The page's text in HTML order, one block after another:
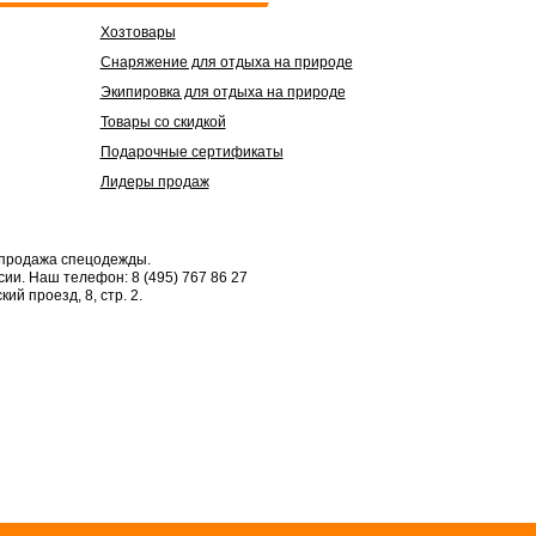
Хозтовары
Снаряжение для отдыха на природе
Экипировка для отдыха на природе
Товары со скидкой
Подарочные сертификаты
Лидеры продаж
спецодежды.
Наш телефон: 8 (495) 767 86 27
проезд, 8, стр. 2.